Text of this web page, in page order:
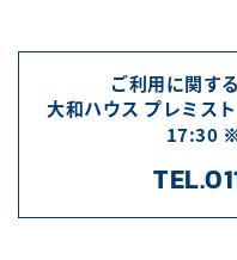
ご利用に関す
大和ハウス プレミス
17:30